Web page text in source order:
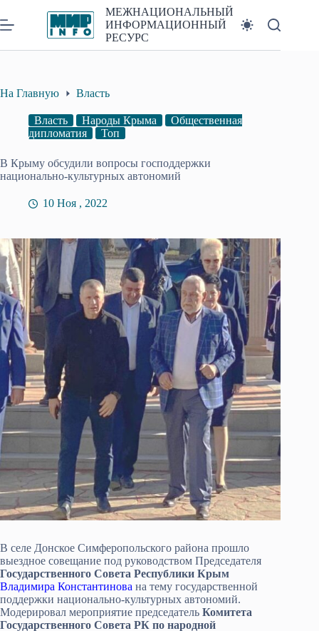
к
сути
МЕЖНАЦИОНАЛЬНЫЙ
ИНФОРМАЦИОННЫЙ
РЕСУРС
На Главную Власть
Власть Народы Крыма
Общественная
дипломатия
Топ
В Крыму обсудили вопросы господдержки
национально-культурных автономий
10 Ноя , 2022
В селе Донское Симферопольского района прошло
выездное совещание под руководством Председателя
Государственного Совета Республики Крым
Владимира Константинова на тему государственной
поддержки национально-культурных автономий.
Модерировал мероприятие председатель Комитета
Государственного Совета РК по народной